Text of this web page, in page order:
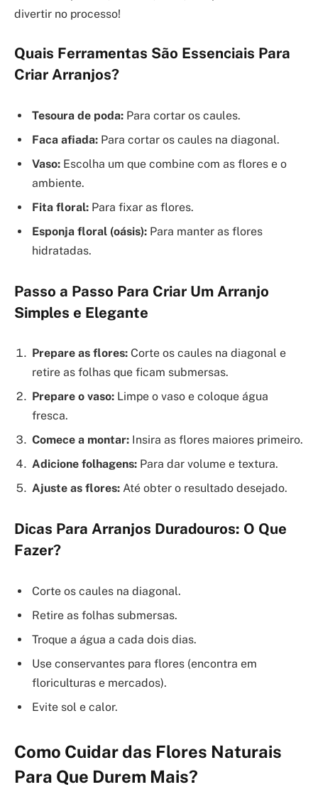
divertir no processo!
Quais Ferramentas São Essenciais Para
Criar Arranjos?
Tesoura de poda: Para cortar os caules.
Faca afiada: Para cortar os caules na diagonal.
Vaso: Escolha um que combine com as flores e o
ambiente.
Fita floral: Para fixar as flores.
Esponja floral (oásis): Para manter as flores
hidratadas.
Passo a Passo Para Criar Um Arranjo
Simples e Elegante
Prepare as flores: Corte os caules na diagonal e
retire as folhas que ficam submersas.
Prepare o vaso: Limpe o vaso e coloque água
fresca.
Comece a montar: Insira as flores maiores primeiro.
Adicione folhagens: Para dar volume e textura.
Ajuste as flores: Até obter o resultado desejado.
Dicas Para Arranjos Duradouros: O Que
Fazer?
Corte os caules na diagonal.
Retire as folhas submersas.
Troque a água a cada dois dias.
Use conservantes para flores (encontra em
floriculturas e mercados).
Evite sol e calor.
Como Cuidar das Flores Naturais
Para Que Durem Mais?